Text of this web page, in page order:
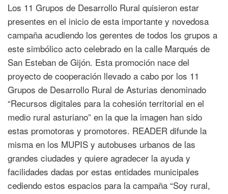
Los 11 Grupos de Desarrollo Rural quisieron estar
presentes en el inicio de esta importante y novedosa
campaña acudiendo los gerentes de todos los grupos a
este simbólico acto celebrado en la calle Marqués de
San Esteban de Gijón. Esta promoción nace del
proyecto de cooperación llevado a cabo por los 11
Grupos de Desarrollo Rural de Asturias denominado
“Recursos digitales para la cohesión territorial en el
medio rural asturiano” en la que la imagen han sido
estas promotoras y promotores. READER difunde la
misma en los MUPIS y autobuses urbanos de las
grandes ciudades y quiere agradecer la ayuda y
facilidades dadas por estas entidades municipales
cediendo estos espacios para la campaña “Soy rural,